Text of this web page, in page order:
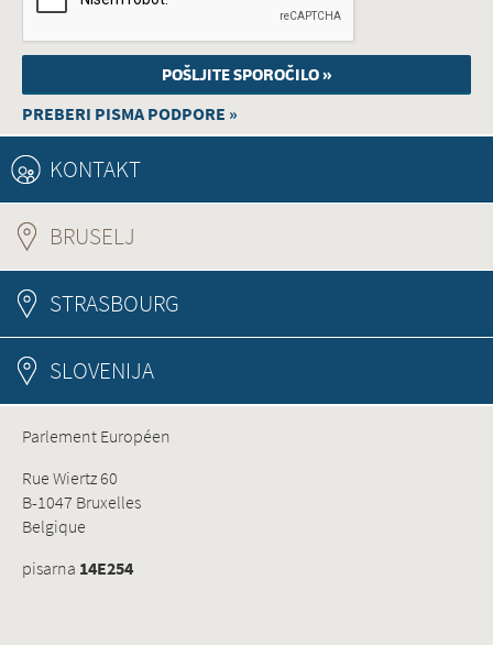
PREBERI PISMA PODPORE »
KONTAKT
BRUSELJ
STRASBOURG
SLOVENIJA
Parlement Européen
Rue Wiertz 60
B-1047 Bruxelles
Belgique
pisarna 14E254